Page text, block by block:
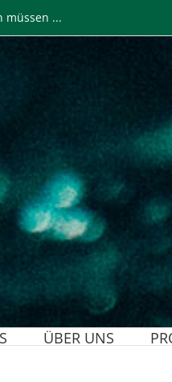
müssen ...
ÜBER UNS